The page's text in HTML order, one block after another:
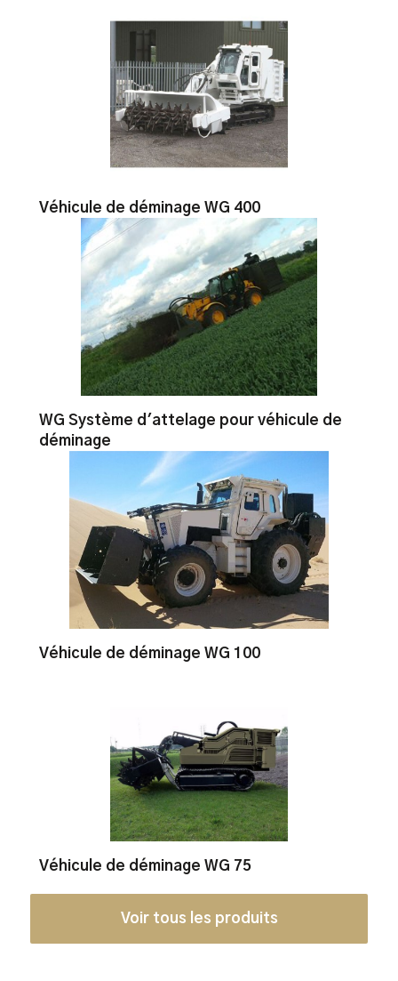
Véhicule de déminage WG 400
WG Système d'attelage pour véhicule de
déminage
Véhicule de déminage WG 100
Véhicule de déminage WG 75
Voir tous les produits